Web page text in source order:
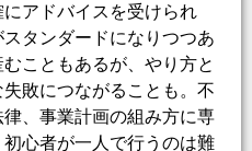
アドバイスを受けられ
タンダードになりつつあ
こともあるが、やり方と
敗につながることも。不
、事業計画の組み方に専
心者が一人で行うのは難